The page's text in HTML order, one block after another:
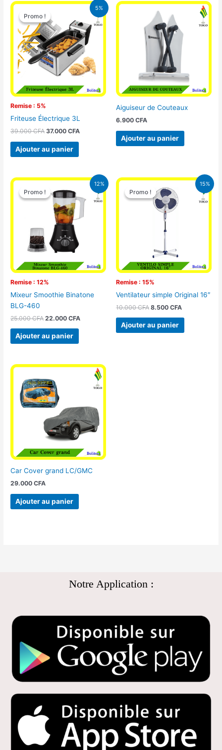
5%
Promo !
Remise : 5%
Promo !
Friteuse Électrique 3L
39.000CFA
Le
initial
était :
39.000 CFA.
37.000CFA
Le
prix
actuel
est :
37.000 CFA.
Ajouter au panier
Aiguiseur de Couteaux
6.900 CFA
Ajouter au panier
12%
Promo !
Remise : 12%
Promo !
Mixeur Smoothie Binatone
BLG-460
25.000CFA
Le
prix
initial
était :
25.000 CFA.
22.000CFA
Le
prix
actuel
est :
Ajouter au panier
15%
Promo !
Remise : 15%
Promo !
Ventilateur simple Original 16″
10.000CFA
Le
prix
initial
était :
10.000 CFA.
8.500 CFA
Le
Ajouter au panier
Car Cover grand LC/GMC
29.000CFA
Ajouter au panier
Notre Application :